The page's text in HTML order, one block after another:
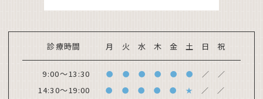
診療時間 月 火 水 木 金 土 日 祝
9:00～13:30 ● ● ● ● ● ● ／ ／
14:30～19:00 ● ● ● ● ● ★ ／ ／